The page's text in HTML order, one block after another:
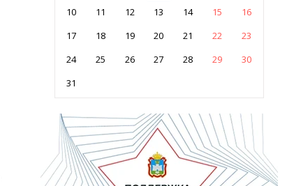
10
11 12 13 14 15
16
17
18 19 20 21 22
23
24
25 26 27 28 29
30
31